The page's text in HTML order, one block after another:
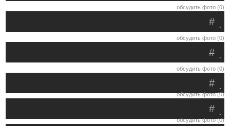
обсудить фото (0)
.
#
обсудить фото (0)
.
#
обсудить фото (0)
.
#
обсудить фото (0)
.
#
обсудить фото (0)